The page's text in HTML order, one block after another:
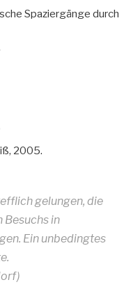
Spaziergänge durch
2005.
gelungen, die
Besuchs in
Ein unbedingtes